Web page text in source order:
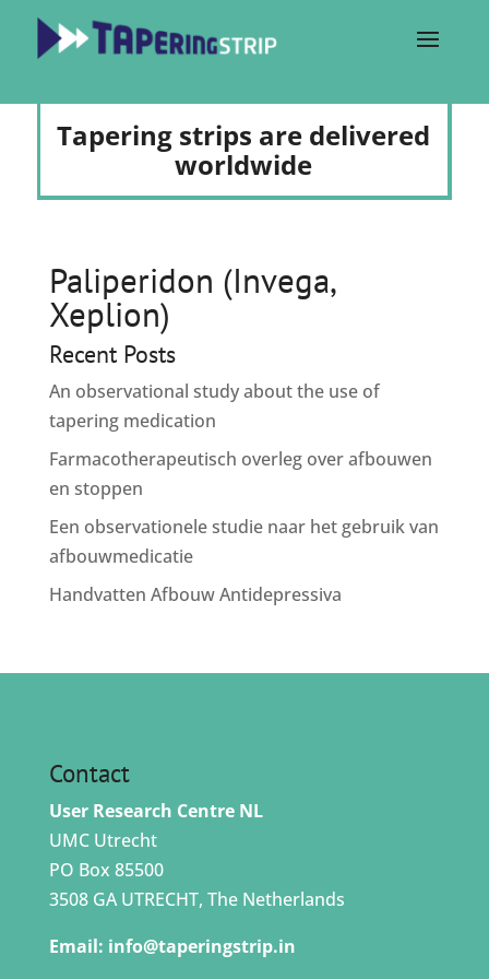
Tapering strips are delivered
worldwide
Paliperidon (Invega,
Xeplion)
Recent Posts
An observational study about the use of
tapering medication
Farmacotherapeutisch overleg over afbouwen
en stoppen
Een observationele studie naar het gebruik van
afbouwmedicatie
Handvatten Afbouw Antidepressiva
Contact
User Research Centre NL
UMC Utrecht
PO Box 85500
3508 GA UTRECHT, The Netherlands
Email: info@taperingstrip.in